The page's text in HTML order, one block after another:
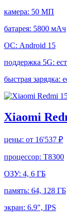
камера: 50 МП
батарея: 5800 мАч
ОС: Android 15
поддержка 5G:
быстрая зарядка:
Xiaomi
цены: от 16'537 ₽
процессор: T8300
ОЗУ: 4, 6 ГБ
память: 64, 128 ГБ
экран: 6.9", IPS